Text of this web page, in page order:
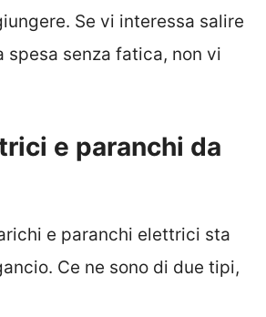
Se vi interessa salire
spesa senza fatica, non vi
e paranchi da
e paranchi elettrici sta
Ce ne sono di due tipi,